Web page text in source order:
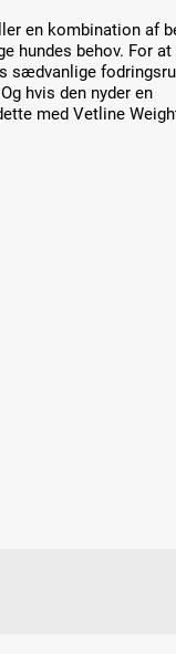
en kombination af
hundes behov. For
sædvanlige
hvis den nyder en
med Vetline